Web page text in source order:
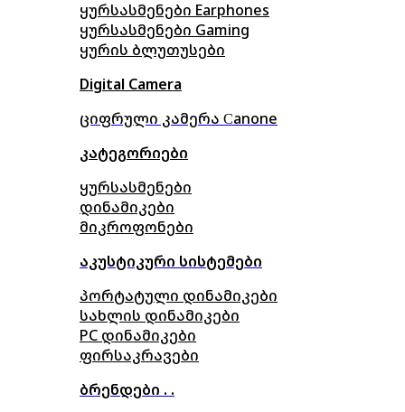
ყურსასმენები Earphones
ყურსასმენები Gaming
ყურის ბლუთუსები
Digital Camera
ციფრული კამერა Сanone
კატეგორიები
ყურსასმენები
დინამიკები
მიკროფონები
აკუსტიკური სისტემები
პორტატული დინამიკები
სახლის დინამიკები
PC დინამიკები
ფირსაკრავები
ბრენდები . .